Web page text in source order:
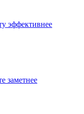
эффективнее
заметнее